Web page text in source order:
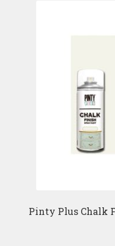
Pinty Plus Chalk